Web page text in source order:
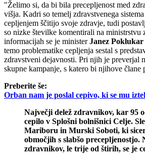
"Želimo si, da bi bila precepljenost med
višja. Kadri so temelj zdravstvenega
cepljenjem ščitijo svoje zdravje, tudi
so nizke številke komentirali na ministrstvu
informacijah se je ministerJanez Poklukar
temo problematike cepljenja sestal s
zdravstveni dejavnosti. Pri njih je preverjal
skupne kampanje, s katero bi njihove člane
Preberite še:
Orban nam je poslal cepivo, ki se mu
Največji delež zdravnikov, kar 95
cepilo v Splošni bolnišnici Celje.
Mariboru in Murski Soboti, ki
območjih s slabšo precepljenostjo.
zdravnikov, le trije od štirih, se je